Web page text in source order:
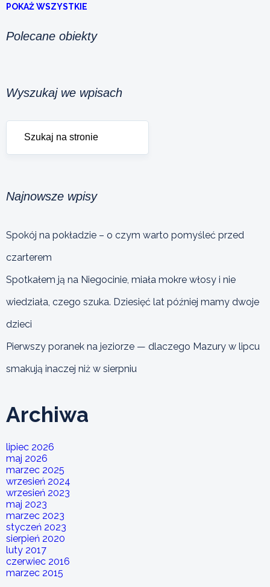
POKAŻ WSZYSTKIE
Polecane obiekty
Wyszukaj we wpisach
Najnowsze wpisy
Spokój na pokładzie – o czym warto pomyśleć przed
czarterem
Spotkałem ją na Niegocinie, miała mokre włosy i nie
wiedziała, czego szuka. Dziesięć lat później mamy dwoje
dzieci
Pierwszy poranek na jeziorze — dlaczego Mazury w lipcu
smakują inaczej niż w sierpniu
Archiwa
lipiec 2026
maj 2026
marzec 2025
wrzesień 2024
wrzesień 2023
maj 2023
marzec 2023
styczeń 2023
sierpień 2020
luty 2017
czerwiec 2016
marzec 2015